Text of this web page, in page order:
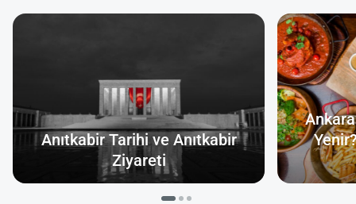
Anıtkabir Tarihi ve Anıtkabir
Ziyareti